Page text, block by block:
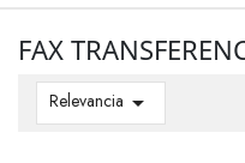
FAX
Relevancia 